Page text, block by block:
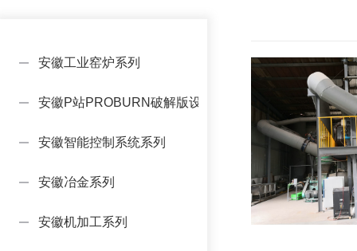
安徽工业窑炉系列
安徽P站PROBURN破解版设备系列
安徽智能控制系统系列
安徽冶金系列
安徽机加工系列